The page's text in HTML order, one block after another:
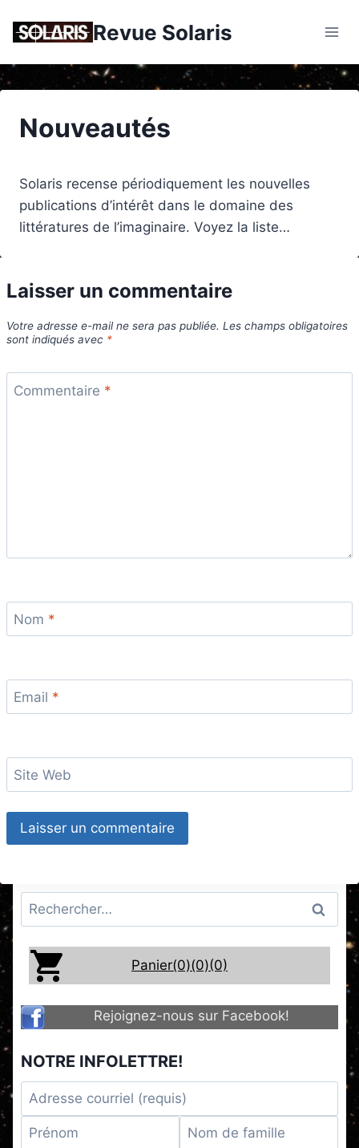
Revue Solaris
Nouveautés
Solaris recense périodiquement les nouvelles
publications d’intérêt dans le domaine des
littératures de l’imaginaire. Voyez la liste…
Laisser un commentaire
Votre adresse e-mail ne sera pas publiée. Les champs obligatoires
sont indiqués avec *
Commentaire *
Nom *
Email *
Site Web
Rechercher :
Panier(0)(0)(0)
Rejoignez-nous sur Facebook!
NOTRE INFOLETTRE!